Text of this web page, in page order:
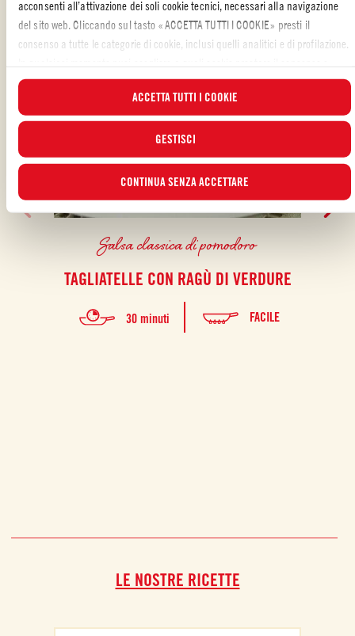
acconsenti all’attivazione dei soli cookie tecnici, necessari alla navigazione
del sito web. Cliccando sul tasto «ACCETTA TUTTI I COOKIE» presti il
consenso a tutte le categorie di cookie, inclusi quelli analitici e di profilazione.
visualizzare l’elenco aggiornato dei cookie attraverso il pulsante “GESTISCI”.
Per maggiori informazioni, ti invitiamo a leggere la nostra
ACCETTA TUTTI I COOKIE
GESTISCI
CONTINUA SENZA ACCETTARE
Salsa classica di pomodoro
TAGLIATELLE CON RAGÙ DI VERDURE
30 minuti FACILE
LE NOSTRE RICETTE